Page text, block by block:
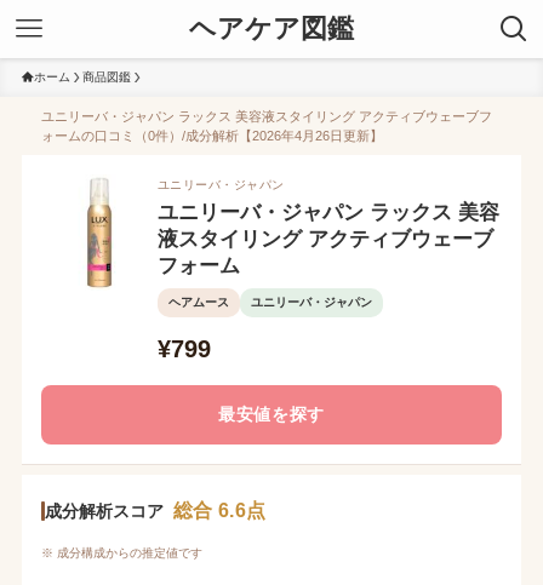
ヘアケア図鑑
ホーム 商品図鑑
ユニリーバ・ジャパン ラックス 美容液スタイリング アクティブウェーブフ
ォームの口コミ（0件）/成分解析【2026年4月26日更新】
ユニリーバ・ジャパン
ユニリーバ・ジャパン ラックス 美容
液スタイリング アクティブウェーブ
フォーム
ヘアムース ユニリーバ・ジャパン
¥799
最安値を探す
成分解析スコア 総合 6.6点
※ 成分構成からの推定値です